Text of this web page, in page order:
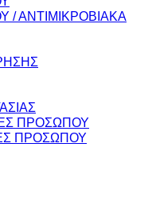
/ ΑΝΤΙΜΙΚΡΟΒΙΑΚΑ
ΠΡΟΣΩΠΟΥ
ΠΡΟΣΩΠΟΥ